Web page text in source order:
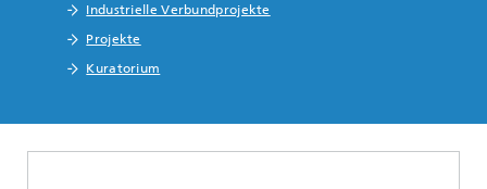
Industrielle Verbundprojekte
Projekte
Kuratorium